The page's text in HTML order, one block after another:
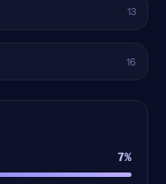
13
16
7%